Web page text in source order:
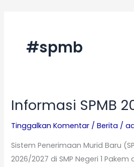
#spmb
Informasi SPMB
Tinggalkan Komentar /Berita /
Sistem Penerimaan Murid Baru
2026/2027 di SMP Negeri 1
Informasi
2026/2027